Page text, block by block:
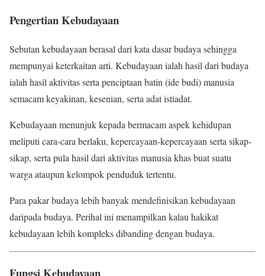
Pengertian Kebudayaan
Sebutan kebudayaan berasal dari kata dasar budaya sehingga
mempunyai keterkaitan arti. Kebudayaan ialah hasil dari budaya
ialah hasil aktivitas serta penciptaan batin (ide budi) manusia
semacam keyakinan, kesenian, serta adat istiadat.
Kebudayaan menunjuk kepada bermacam aspek kehidupan
meliputi cara-cara berlaku, kepercayaan-kepercayaan serta sikap-
sikap, serta pula hasil dari aktivitas manusia khas buat suatu
warga ataupun kelompok penduduk tertentu.
Para pakar budaya lebih banyak mendefinisikan kebudayaan
daripada budaya. Perihal ini menampilkan kalau hakikat
kebudayaan lebih kompleks dibanding dengan budaya.
Fungsi Kebudayaan